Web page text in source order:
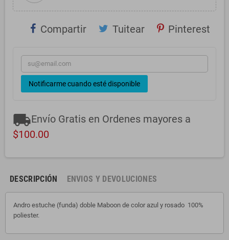
Compartir Tuitear Pinterest
Notificarme cuando esté disponible
local_shippingEnvío Gratis en Ordenes mayores a
$100.00
DESCRIPCIÓN ENVIOS Y DEVOLUCIONES
Andro estuche (funda) doble Maboon de color azul y rosado 100%
poliester.